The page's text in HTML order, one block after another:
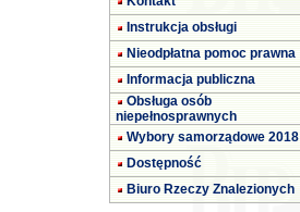
Instrukcja obsługi
Nieodpłatna pomoc prawna
Informacja publiczna
Obsługa osób
niepełnosprawnych
Wybory samorządowe 2018
Dostępność
Biuro Rzeczy Znalezionych